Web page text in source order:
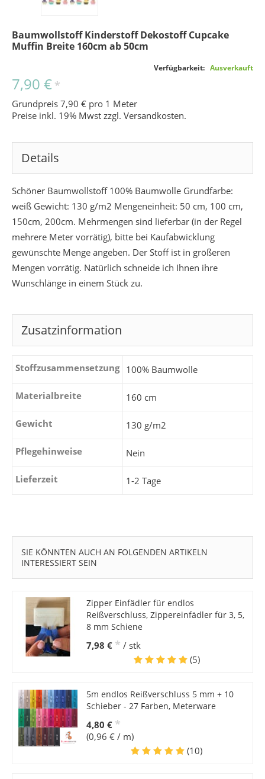
Baumwollstoff Kinderstoff Dekostoff Cupcake
Muffin Breite 160cm ab 50cm
Verfügbarkeit: Ausverkauft
7,90 € *
Grundpreis 7,90 € pro 1 Meter
Preise inkl. 19% Mwst zzgl. Versandkosten.
Details
Schöner Baumwollstoff 100% Baumwolle Grundfarbe:
weiß Gewicht: 130 g/m2 Mengeneinheit: 50 cm, 100 cm,
150cm, 200cm. Mehrmengen sind lieferbar (in der Regel
mehrere Meter vorrätig), bitte bei Kaufabwicklung
gewünschte Menge angeben. Der Stoff ist in größeren
Mengen vorrätig. Natürlich schneide ich Ihnen ihre
Wunschlänge in einem Stück zu.
Zusatzinformation
Stoffzusammensetzung 100% Baumwolle
Materialbreite 160 cm
Gewicht 130 g/m2
Pflegehinweise Nein
Lieferzeit 1-2 Tage
SIE KÖNNTEN AUCH AN FOLGENDEN ARTIKELN
INTERESSIERT SEIN
Zipper Einfädler für endlos
Reißverschluss, Zippereinfädler für 3, 5,
8 mm Schiene
7,98 € * / stk
(5)
5m endlos Reißverschluss 5 mm + 10
Schieber - 27 Farben, Meterware
4,80 € *
(0,96 € / m)
(10)